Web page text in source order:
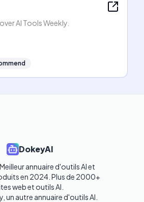
AI Tools Weekly.
DokeyAI
annuaire d'outils AI et
en 2024. Plus de 2000+
web et outils AI.
un autre annuaire d'outils AI.